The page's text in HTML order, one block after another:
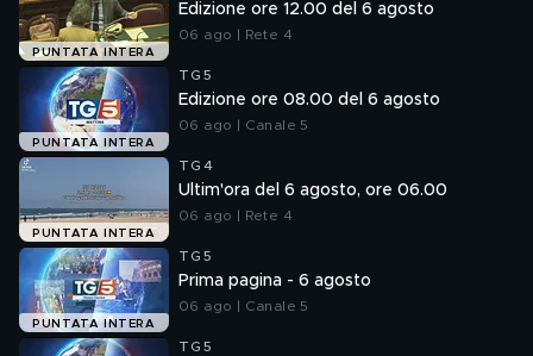
PUNTATA INTERA
Edizione ore 12.00 del 6 agosto
06 ago | Rete 4
PUNTATA INTERA
TG5
Edizione ore 08.00 del 6 agosto
06 ago | Canale 5
PUNTATA INTERA
TG4
Ultim'ora del 6 agosto, ore 06.00
06 ago | Rete 4
PUNTATA INTERA
TG5
Prima pagina - 6 agosto
06 ago | Canale 5
TG5